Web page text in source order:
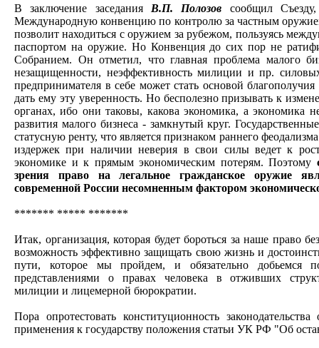
В заключение заседания В.П. Полозов сообщил
Международную конвенцию по контролю за частным
позволит находиться с оружием за рубежом, пользуясь
паспортом на оружие. Но Конвенция до сих пор не
Собранием. Он отметил, что главная проблема малого
незащищенности, неэффективность милиции и пр.
предпринимателя в себе может стать основой
дать ему эту уверенность. Но бесполезно призывать к
органах, ибо они таковы, какова экономика, а экономика
развития малого бизнеса - замкнутый круг.
статусную ренту, что является признаком раннего
издержек при наличии неверия в свои силы ведет к
экономике и к прямым экономическим потерям. Поэтому
зрения право на легальное гражданское оружие
современной России несомненным фактором
******* ***** *******
Итак, организация, которая будет бороться за наше право
возможность эффективно защищать свою жизнь и
пути, которое мы пройдем, и обязательно добьемся
представлениями о правах человека в отживших
милиции и лицемерной бюрократии.
Пора опротестовать конституционность
применения к государству положения статьи УК РФ "Об